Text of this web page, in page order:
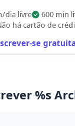
dia livre
600 min
há cartão de
se
%s